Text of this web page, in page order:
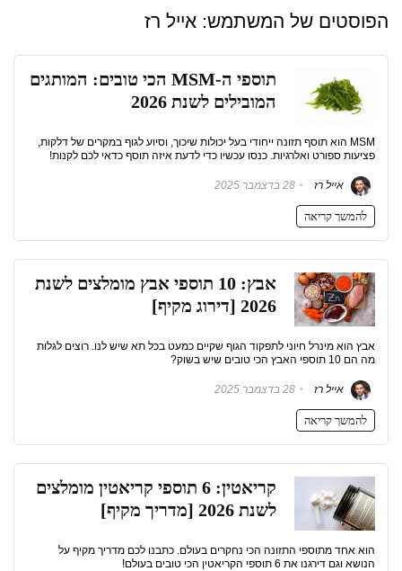
הפוסטים של המשתמש: אייל רז
תוספי ה-MSM הכי טובים: המותגים
המובילים לשנת 2026
MSM הוא תוסף תזונה ייחודי בעל יכולות שיכוך, וסיוע לגוף במקרים של דלקות,
פציעות ספורט ואלרגיות. כנסו עכשיו כדי לדעת איזה תוסף כדאי לכם לקנות!
אייל רז 28 בדצמבר 2025
להמשך קריאה
אבץ: 10 תוספי אבץ מומלצים לשנת
2026 [דירוג מקיף]
אבץ הוא מינרל חיוני לתפקוד הגוף שקיים כמעט בכל תא שיש לנו. רוצים לגלות
מה הם 10 תוספי האבץ הכי טובים שיש בשוק?
אייל רז 28 בדצמבר 2025
להמשך קריאה
קריאטין: 6 תוספי קריאטין מומלצים
לשנת 2026 [מדריך מקיף]
הוא אחד מתוספי התזונה הכי נחקרים בעולם. כתבנו לכם מדריך מקיף על
הנושא וגם דירגנו את 6 תוספי הקריאטין הכי טובים בעולם!